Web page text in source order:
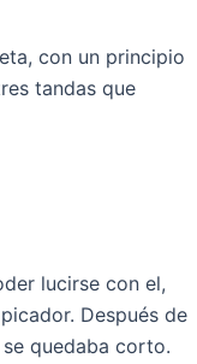
con un principio
tandas que
lucirse con el,
Después de
quedaba corto.